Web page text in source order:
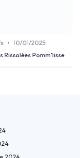
• 10/01/2025
Rissolées Pomm'lisse